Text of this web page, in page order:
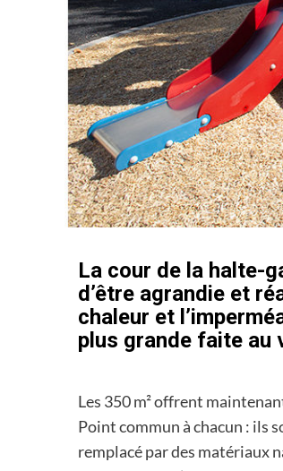
La cour de la halte-
d’être agrandie et
chaleur et
plus grande faite au
Les 350 m² offrent
Point commun à chacun : ils
remplacé par des matériaux